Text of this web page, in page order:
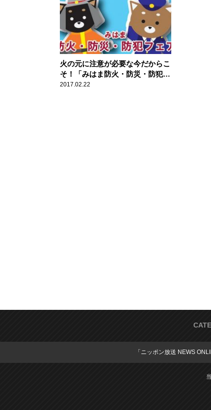
火の元に注意が必要な今だからこ
そ！「みはま防火・防災・防犯フ
ェア」【ハロー千葉】
2017.02.22
「ニッポン放送 NEWS